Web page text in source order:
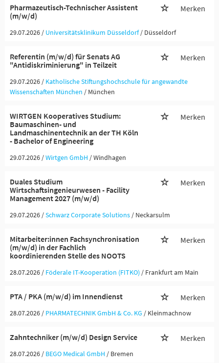
Pharmazeutisch-Technischer Assistent
(m/w/d)
Merken
29.07.2026 / Universitätsklinikum Düsseldorf / Düsseldorf
Referentin (m/w/d) für Senats AG
"Antidiskriminierung" in Teilzeit
Merken
29.07.2026 / Katholische Stiftungshochschule für angewandte
Wissenschaften München / München
WIRTGEN Kooperatives Studium:
Baumaschinen- und
Landmaschinentechnik an der TH Köln
- Bachelor of Engineering
Merken
29.07.2026 /Wirtgen GmbH / Windhagen
Duales Studium
Wirtschaftsingenieurwesen - Facility
Management 2027 (m/w/d)
Merken
29.07.2026 /Schwarz Corporate Solutions / Neckarsulm
Mitarbeiter:innen Fachsynchronisation
(m/w/d) in der Fachlich
koordinierenden Stelle des NOOTS
Merken
28.07.2026 / Föderale IT-Kooperation (FITKO) / Frankfurt am Main
PTA / PKA (m/w/d) im Innendienst Merken
28.07.2026 / PHARMATECHNIK GmbH & Co. KG / Kleinmachnow
Zahntechniker (m/w/d) Design Service Merken
28.07.2026 / BEGO Medical GmbH / Bremen